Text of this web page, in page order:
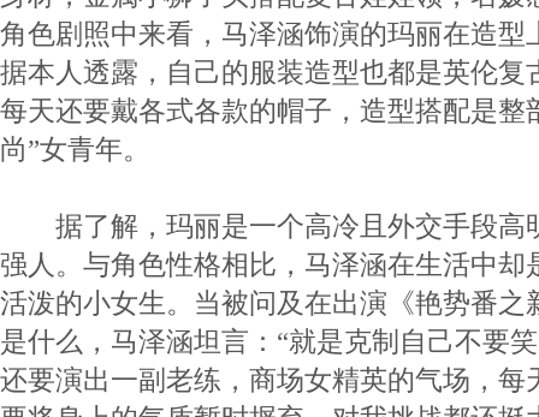
角色剧照中来看，马泽涵饰演的玛丽在造型
据本人透露，自己的服装造型也都是英伦复
每天还要戴各式各款的帽子，造型搭配是整
尚”女青年。
据了解，玛丽是一个高冷且外交手段高
强人。与角色性格相比，马泽涵在生活中却
活泼的小女生。当被问及在出演《艳势番之
是什么，马泽涵坦言：“就是克制自己不要
还要演出一副老练，商场女精英的气场，每